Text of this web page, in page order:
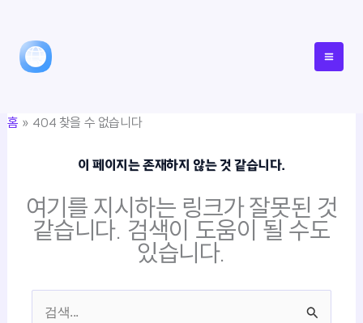
너홈 404 찾을 수 없습니다
이 페이지는 존재하지 않는 것 같습니다.
여기를 지시하는 링크가 잘못된 것
같습니다. 검색이 도움이 될 수도
있습니다.